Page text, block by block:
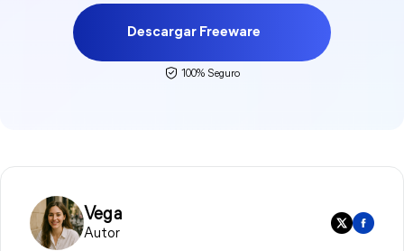
Descargar Freeware
100% Seguro
Vega
Autor